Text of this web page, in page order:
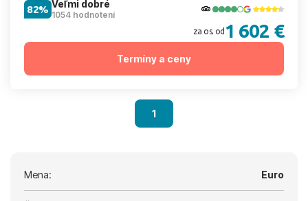
Veľmi dobré
1054 hodnotení
82%
za os. od 1 602 €
Termíny a ceny
1
Mena: Euro